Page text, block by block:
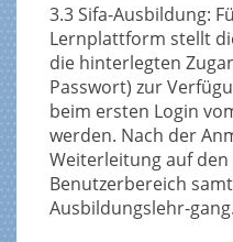
3.3 Sifa-Ausbildung:
Lernplattform stellt
die hinterlegten
Passwort) zur
beim ersten Login
werden. Nach der
Weiterleitung auf
Benutzerbereich
Ausbildungslehr-gang.